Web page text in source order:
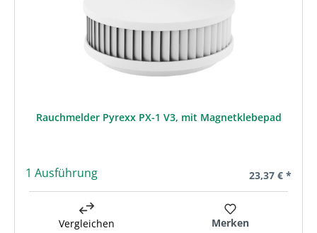
Rauchmelder Pyrexx PX-1 V3, mit Magnetklebepad
1 Ausführung Regulärer
23,37 € *
Vergleichen Merken